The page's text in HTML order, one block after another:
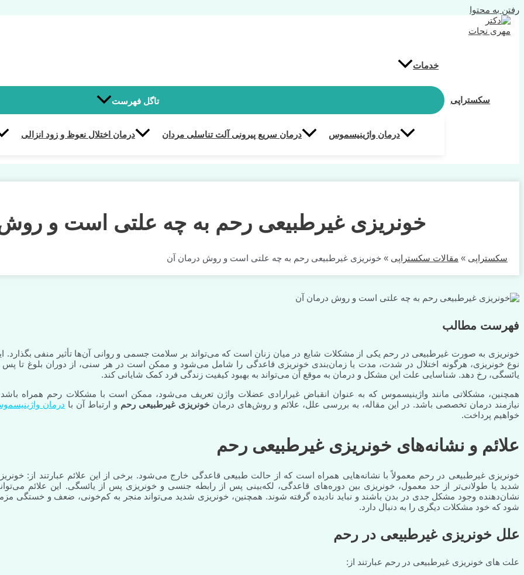
رفتن به محتوا
سکستراپی
خدمات
تاگل فهرست
درمان واژینیسموس درمان سریع پیرونی آلت تناسلی مردان درمان اختلال نعوظ و زود انزالی
خونریزی غیرطبیعی رحم به چه علتی است و
سکستراپی » مقالات سکستراپی » خونریزی غیرطبیعی رحم به چه علتی است و روش درمان آن
فهرست مطالب
خونریزی به صورت غیرطبیعی در رحم یکی از مشکلات شایع در میان زنان است که می‌تواند بر سلامت جسمی و روانی آن‌ها تأثیر منفی بگذارد.
نوع خونریزی، هرگونه اختلال در شدت، مدت یا زمان‌بندی خونریزی قاعدگی را شامل می‌شود و ممکن است در هر سنی، از دوران بلوغ تا پس
یائسگی، رخ دهد. شناسایی علت این مشکل و درمان به موقع آن می‌تواند به بهبود کیفیت زندگی فرد کمک شایانی کند.
همچنین، مشکلاتی مانند واژینیسموس که به عنوان انقباض غیرارادی عضلات واژن تعریف می‌شود، ممکن است با مشکلات رحم همراه
نیازمند درمان تخصصی باشد. در این مقاله، به بررسی علل، علائم و روش‌های درمان خونریزی غیرطبیعی رحم و ارتباط آن با درمان
خواهیم پرداخت.
علائم و نشانه‌های خونریزی غیرطبیعی رحم
خونریزی غیرطبیعی در رحم معمولاً با نشانه‌هایی همراه است که از حالت طبیعی قاعدگی خارج می‌شود. برخی از این علائم عبارتند از:
شدید یا طولانی‌تر از حد معمول، خونریزی بین دوره‌های قاعدگی، لکه‌بینی پس از رابطه جنسی و خونریزی پس از یائسگی. این علائم
نشان‌دهنده وجود مشکل جدی در بدن باشند و نباید نادیده گرفته شوند. همچنین، خونریزی شدید می‌تواند منجر به کم‌خونی، ضعف و خستگی
شود که خود مشکلات دیگری را به دنبال دارد.
علل خونریزی غیرطبیعی در رحم
علت های خونریزی غیرطبیعی در رحم عبارتند از: